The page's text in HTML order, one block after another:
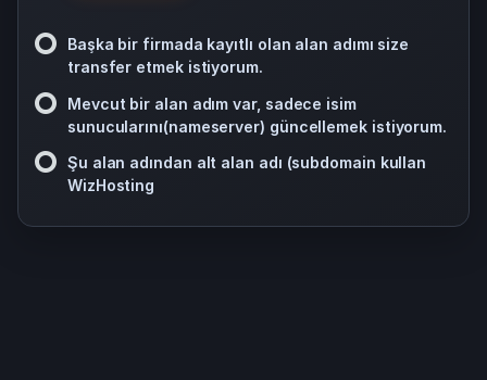
Başka bir firmada kayıtlı olan alan adımı size
transfer etmek istiyorum.
Mevcut bir alan adım var, sadece isim
sunucularını(nameserver) güncellemek istiyorum.
Şu alan adından alt alan adı (subdomain kullan
WizHosting